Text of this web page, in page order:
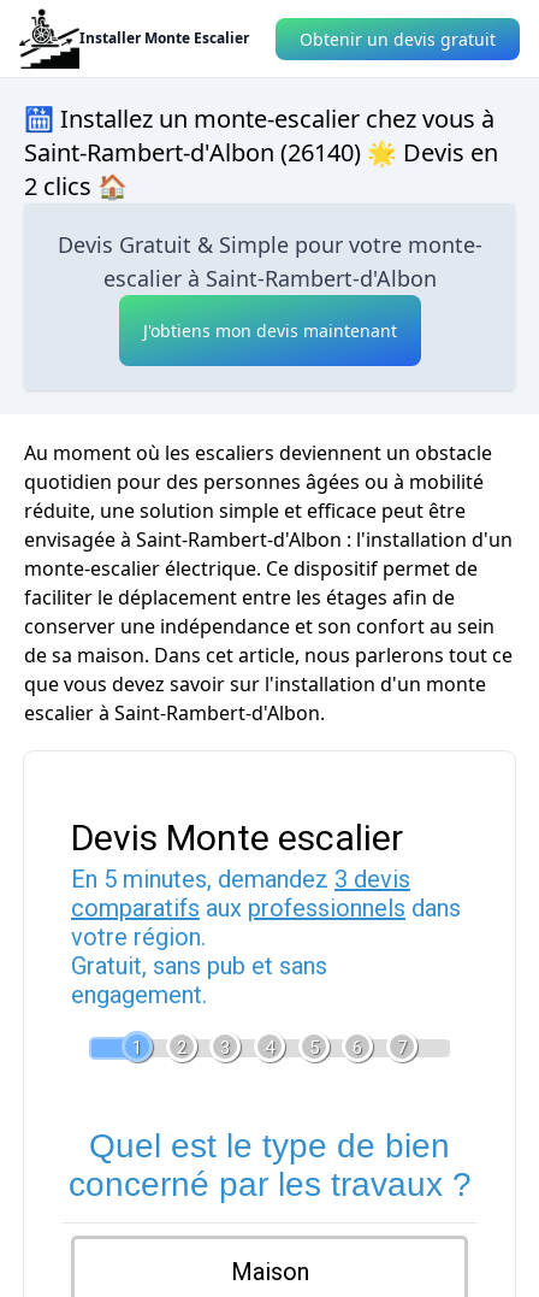
Installer Monte Escalier Obtenir un devis gratuit
🛗 Installez un monte-escalier chez vous à
Saint-Rambert-d'Albon (26140) 🌟 Devis en
2 clics 🏠
Devis Gratuit & Simple pour votre monte-
escalier à Saint-Rambert-d'Albon
J'obtiens mon devis maintenant
Au moment où les escaliers deviennent un obstacle
quotidien pour des personnes âgées ou à mobilité
réduite, une solution simple et efficace peut être
envisagée à Saint-Rambert-d'Albon : l'installation d'un
monte-escalier électrique. Ce dispositif permet de
faciliter le déplacement entre les étages afin de
conserver une indépendance et son confort au sein
de sa maison. Dans cet article, nous parlerons tout ce
que vous devez savoir sur l'installation d'un monte
escalier à Saint-Rambert-d'Albon.
Devis Monte escalier
En 5 minutes, demandez 3 devis
comparatifs aux professionnels dans
votre région.
Gratuit, sans pub et sans
engagement.
1 2 3 4 5 6 7
Quel est le type de bien
concerné par les travaux ?
Maison